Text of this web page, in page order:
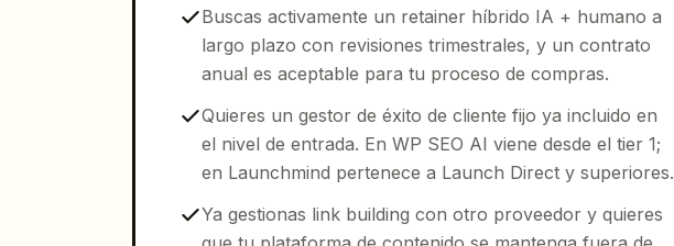
Buscas activamente un retainer híbrido IA + humano a
largo plazo con revisiones trimestrales, y un contrato
anual es aceptable para tu proceso de compras.
Quieres un gestor de éxito de cliente fijo ya incluido en
el nivel de entrada. En WP SEO AI viene desde el tier 1;
en Launchmind pertenece a Launch Direct y superiores.
Ya gestionas link building con otro proveedor y quieres